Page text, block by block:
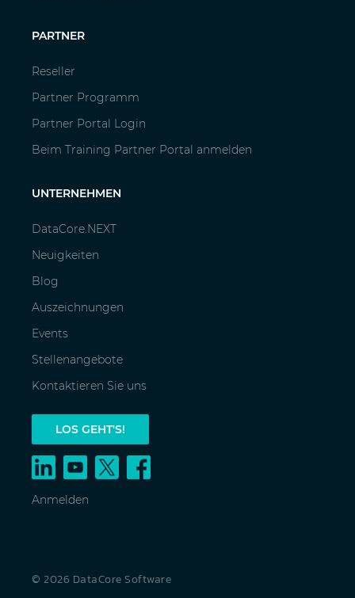
PARTNER
Reseller
Partner Programm
Partner Portal Login
Beim Training Partner Portal anmelden
UNTERNEHMEN
DataCore.NEXT
Neuigkeiten
Blog
Auszeichnungen
Events
Stellenangebote
Kontaktieren Sie uns
LOS GEHT'S!
Anmelden
© 2026 DataCore Software